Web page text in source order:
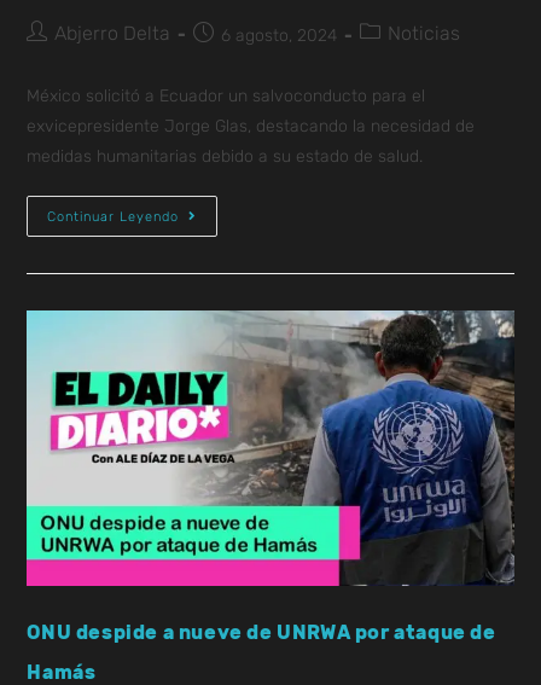
Abjerro Delta 6 agosto, 2024 Noticias
México solicitó a Ecuador un salvoconducto para el
exvicepresidente Jorge Glas, destacando la necesidad de
medidas humanitarias debido a su estado de salud.
Continuar Leyendo
ONU despide a nueve de UNRWA por ataque de
Hamás